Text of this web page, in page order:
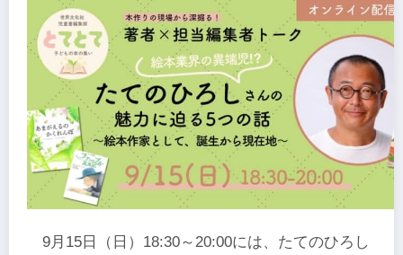
9月15日（日）18:30～20:00には、たてのひろし